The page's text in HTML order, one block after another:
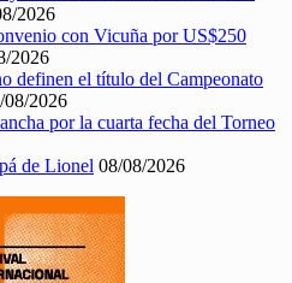
2026
con Vicuña por US$250
2026
definen el título del Campeonato
08/2026
por la cuarta fecha del Torneo
de Lionel 08/08/2026